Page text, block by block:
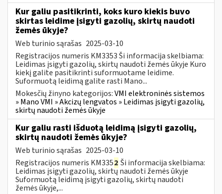
Kur galiu pasitikrinti, koks kuro kiekis buvo
skirtas leidime įsigyti gazolių, skirtų naudoti
žemės ūkyje?
Web turinio sąrašas 2025-03-10
Registracijos numeris KM3353 Ši informacija skelbiama:
Leidimas įsigyti gazolių, skirtų naudoti žemės ūkyje Kuro
kiekį galite pasitikrinti suformuotame leidime.
Suformuotą leidimą galite rasti Mano...
Mokesčių žinyno kategorijos:VMI elektroninės sistemos
» Mano VMI » Akcizų lengvatos » Leidimas įsigyti gazolių,
skirtų naudoti žemės ūkyje
Kur galiu rasti išduotą leidimą įsigyti gazolių,
skirtų naudoti žemės ūkyje?
Web turinio sąrašas 2025-03-10
Registracijos numeris KM3352 Ši informacija skelbiama:
Leidimas įsigyti gazolių, skirtų naudoti žemės ūkyje
Suformuotą leidimą įsigyti gazolių, skirtų naudoti
žemės ūkyje,...